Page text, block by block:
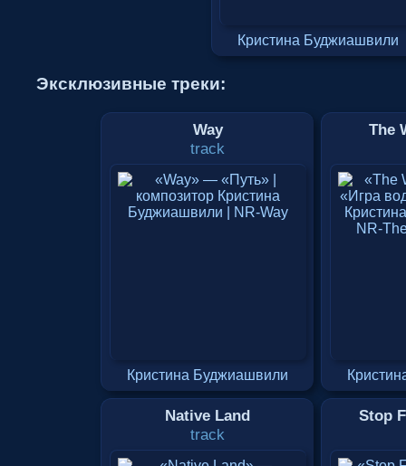
Кристина Буджиашвили
Эксклюзивные треки:
Way
track
Кристина Буджиашвили
The
Native Land
track
Stop